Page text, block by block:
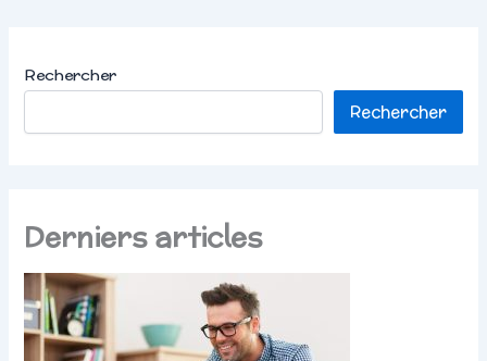
Rechercher
Rechercher
Derniers articles